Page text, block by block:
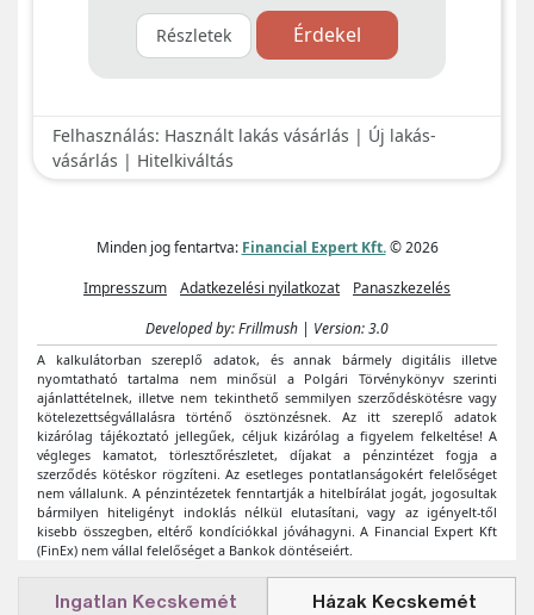
Ingatlan Kecskemét Házak Kecskemét